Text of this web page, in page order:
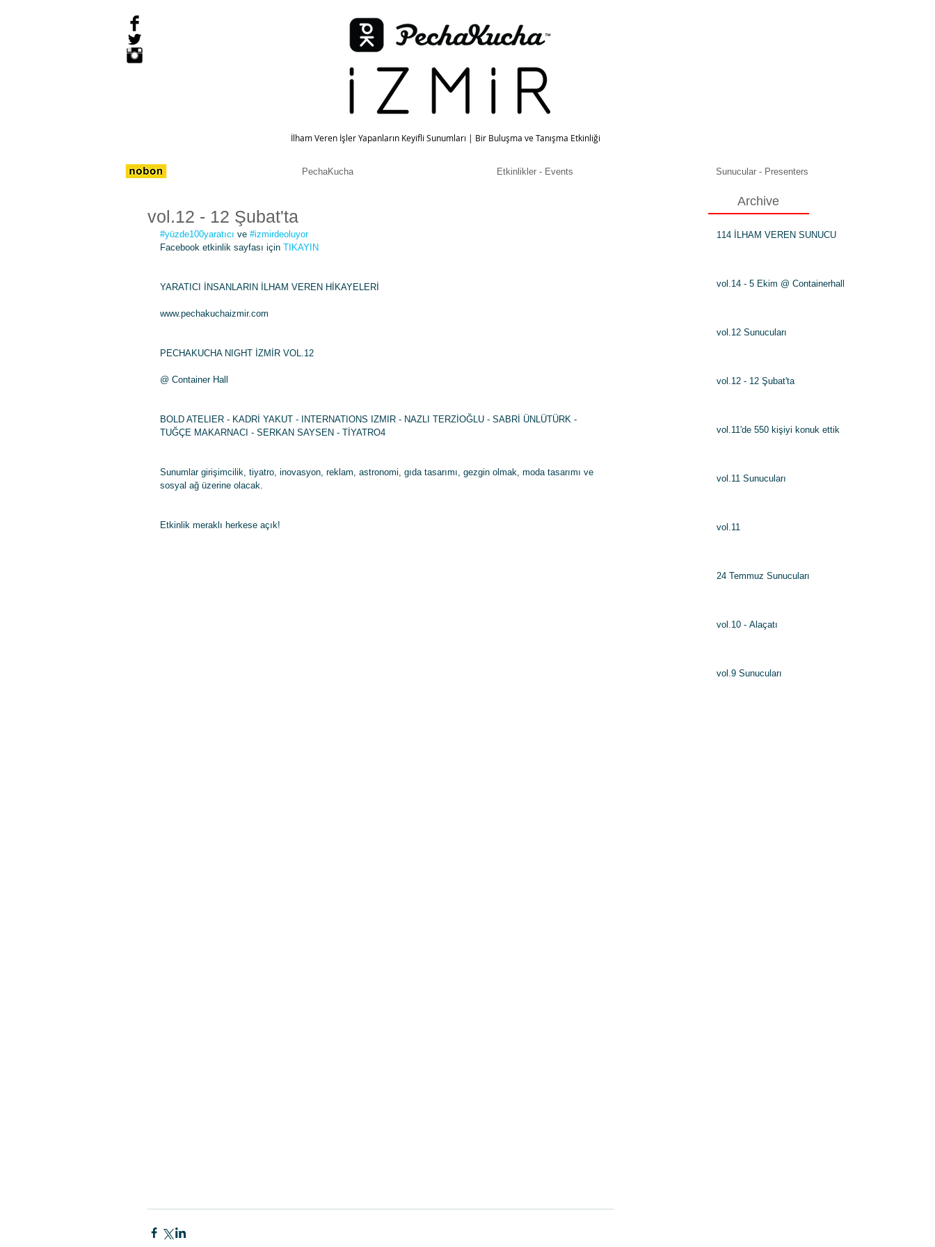
İlham Veren İşler Yapanların Keyifli Sunumları | Bir Buluşma ve Tanışma Etkinliği
PechaKucha Etkinlikler - Events Sunucular - Presenters
vol.12 - 12 Şubat'ta
#yüzde100yaratıcı ve #izmirdeoluyor
Facebook etkinlik sayfası için TIKAYIN
YARATICI İNSANLARIN İLHAM VEREN HİKAYELERİ
www.pechakuchaizmir.com
PECHAKUCHA NIGHT İZMİR VOL.12
@ Container Hall
BOLD ATELIER - KADRİ YAKUT - INTERNATIONS IZMIR - NAZLI TERZİOĞLU - SABRİ ÜNLÜTÜRK -
TUĞÇE MAKARNACI - SERKAN SAYSEN - TİYATRO4
Sunumlar girişimcilik, tiyatro, inovasyon, reklam, astronomi, gıda tasarımı, gezgin olmak, moda tasarımı ve
sosyal ağ üzerine olacak.
Etkinlik meraklı herkese açık!
Archive
114 İLHAM VEREN SUNUCU
vol.14 - 5 Ekim @ Containerhall
vol.12 Sunucuları
vol.12 - 12 Şubat'ta
vol.11'de 550 kişiyi konuk ettik
vol.11 Sunucuları
vol.11
24 Temmuz Sunucuları
vol.10 - Alaçatı
vol.9 Sunucuları